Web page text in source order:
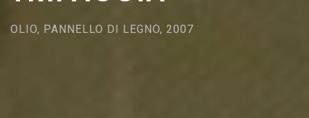
OLIO, PANNELLO DI LEGNO, 2007